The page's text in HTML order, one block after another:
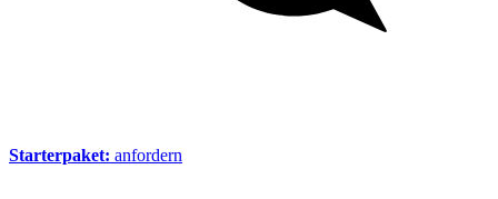
Starterpaket: anfordern